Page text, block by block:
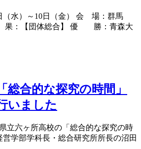
（水）～10日（金） 会 場：群馬
：【団体総合】 優 勝：青森大
総合的な探究の時間」
いました
立六ヶ所高校の「総合的な探究の時
学部学科長・総合研究所所長の沼田